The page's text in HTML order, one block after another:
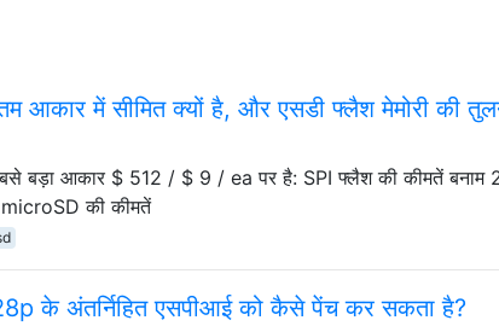
आकार में सीमित क्यों है, और एसडी फ्लैश मेमोरी की
बड़ा आकार $ 512 / $ 9 / ea पर है: SPI फ्लैश की कीमतें
की कीमतें
के अंतर्निहित एसपीआई को कैसे पेंच कर सकता है?